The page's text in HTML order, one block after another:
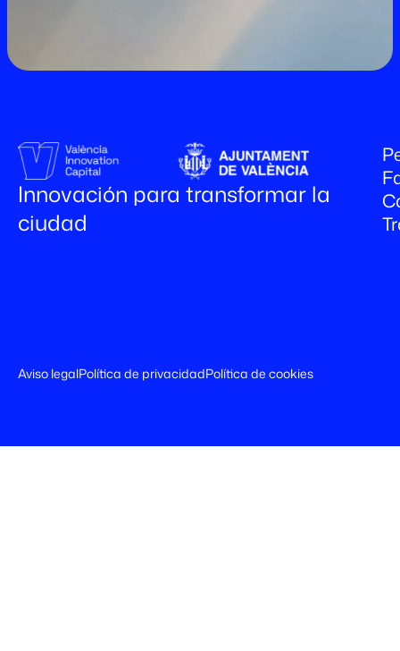
Innovación para transformar la
ciudad
Aviso legalPolítica de privacidadPolítica de cookies